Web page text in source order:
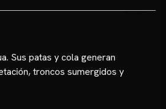
Sus patas y cola generan
troncos sumergidos y